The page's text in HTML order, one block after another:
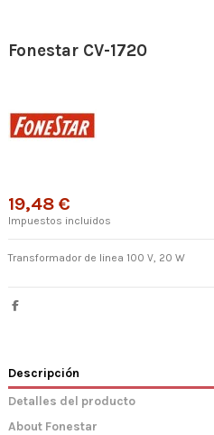
Fonestar CV-1720
19,48 €
Impuestos incluidos
Transformador de linea 100 V, 20 W
Descripción
Detalles del producto
About Fonestar